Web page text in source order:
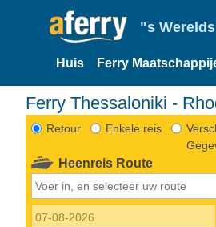
"s
Huis Ferry
Ferry Thessaloniki -
Retour Enkele reis
Heenreis Route